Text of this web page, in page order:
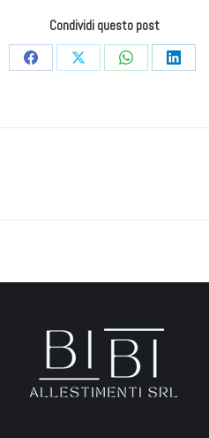
Condividi questo post
CondividiCondividiCondividiCondividi